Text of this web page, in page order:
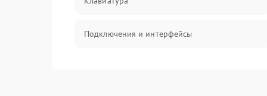
Подключения и интерфейсы